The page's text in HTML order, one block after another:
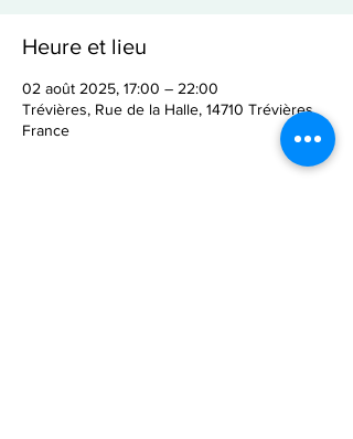
Heure et lieu
02 août 2025, 17:00 – 22:00
Trévières, Rue de la Halle, 14710 Trévières,
France